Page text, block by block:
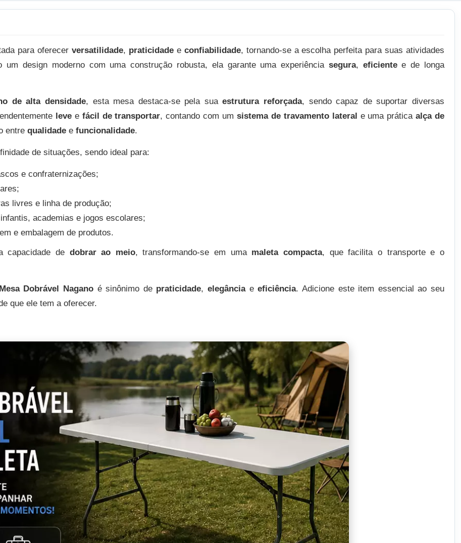
para oferecerversatilidade, praticidadee confiabilidade, tornando-se a escolha perfeita para suas atividades
design moderno com uma construção robusta, ela garante uma experiência segura, eficientee de longa
de alta densidade, esta mesa destaca-se pela suaestrutura reforçada, sendo capaz de suportar diversas
levee fácil de transportar, contando com um sistema de travamento lateral e uma práticaalça de
entre qualidade e funcionalidade.
de situações, sendo ideal para:
e confraternizações;
livres e linha de produção;
academias e jogos escolares;
e embalagem de produtos.
capacidade de dobrar ao meio, transformando-se em uma maleta compacta, que facilita o transporte e o
Mesa Dobrável Naganoé sinônimo de praticidade, elegânciaeeficiência. Adicione este item essencial ao seu
que ele tem a oferecer.